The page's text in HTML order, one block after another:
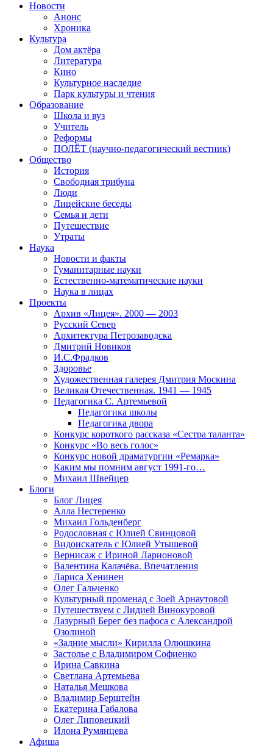
Новости
Анонс
Хроника
Культура
Дом актёра
Литература
Кино
Культурное наследие
Парк культуры и чтения
Образование
Школа и вуз
Учитель
Реформы
ПОЛЁТ (научно-педагогический вестник)
Общество
История
Свободная трибуна
Люди
Лицейские беседы
Семья и дети
Путешествие
Утраты
Наука
Новости и факты
Гуманитарные науки
Естественно-математические науки
Наука в лицах
Проекты
Архив «Лицея». 2000 — 2003
Русский Север
Архитектура Петрозаводска
Дмитрий Новиков
И.С.Фрадков
Здоровье
Художественная галерея Дмитрия Москина
Великая Отечественная. 1941 — 1945
Педагогика С. Артемьевой
Педагогика школы
Педагогика двора
Конкурс короткого рассказа «Сестра таланта»
Конкурс «Во весь голос»
Конкурс новой драматургии «Ремарка»
Каким мы помним август 1991-го…
Михаил Швейцер
Блоги
Блог Лицея
Алла Нестеренко
Михаил Гольденберг
Родословная с Юлией Свинцовой
Видоискатель с Юлией Утышевой
Вернисаж с Ириной Ларионовой
Валентина Калачёва. Впечатления
Лариса Хенинен
Олег Гальченко
Культурный променад с Зоей Арнаутовой
Путешествуем с Лидией Винокуровой
Лазурный Берег без пафоса с Александрой
Озолиной
«Задние мысли» Кирилла Олюшкина
Застолье с Владимиром Софиенко
Ирина Савкина
Светлана Артемьева
Наталья Мешкова
Владимир Берштейн
Екатерина Габалова
Олег Липовецкий
Илона Румянцева
Афиша